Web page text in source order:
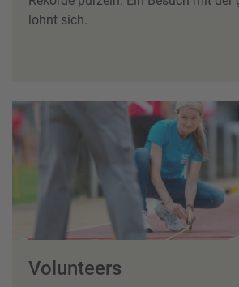
lohnt sich.
Volunteers